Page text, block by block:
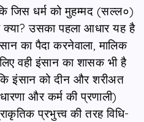
जिस धर्म को मुहम्मद (सल्ल०)
उसका पहला आधार यह है
का पैदा करनेवाला, मालिक
वही इंसान का शासक भी है
इंसान को दीन और शरीअत
और कर्म की प्रणाली)
प्रभुत्त्व की तरह विधि-